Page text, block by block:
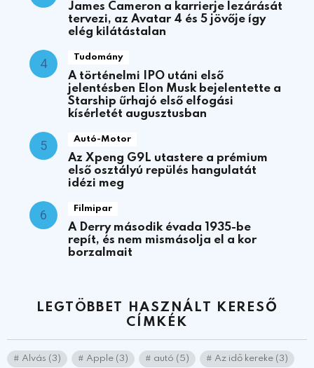
James Cameron a karrierje lezárását
tervezi, az Avatar 4 és 5 jövője így
elég kilátástalan
Tudomány
A történelmi IPO utáni első
jelentésben Elon Musk bejelentette a
Starship űrhajó első elfogási
kísérletét augusztusban
Autó-Motor
Az Xpeng G9L utastere a prémium
első osztályú repülés hangulatát
idézi meg
Filmipar
A Derry második évada 1935-be
repít, és nem mismásolja el a kor
borzalmait
LEGTÖBBET HASZNÁLT KERESŐ
CÍMKÉK
Alvás (3) Apple (3) autó (5) Az idő kereke (3)